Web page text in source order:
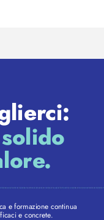
ci:
.
e formazione continua
e concrete